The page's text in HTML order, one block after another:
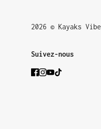
2026 © Kayaks Vibe
Suivez-nous